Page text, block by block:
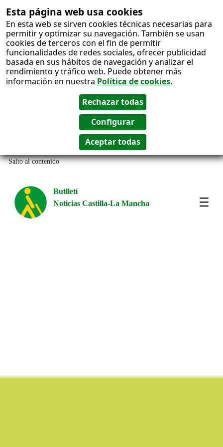
Esta página web usa cookies
En esta web se sirven cookies técnicas necesarias para
permitir y optimizar su navegación. También se usan
cookies de terceros con el fin de permitir
funcionalidades de redes sociales, ofrecer publicidad
basada en sus hábitos de navegación y analizar el
rendimiento y tráfico web. Puede obtener más
información en nuestra Política de cookies.
Salto al contenido
Butlletí
Noticias Castilla-La Mancha